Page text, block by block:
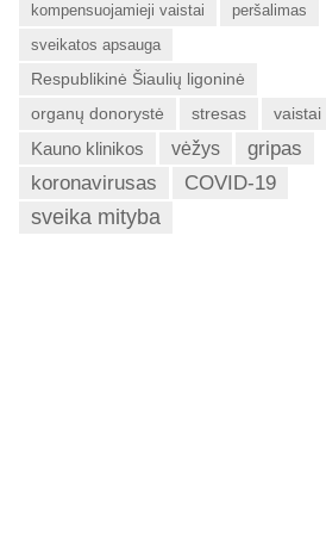
kompensuojamieji vaistai
peršalimas
sveikatos apsauga
Respublikinė Šiaulių ligoninė
organų donorystė
stresas vaistai
Kauno klinikos vėžys
gripas
koronavirusas
COVID-19
sveika mityba